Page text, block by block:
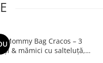
Mommy Bag Cracos – 3
& mămici cu salteluță,